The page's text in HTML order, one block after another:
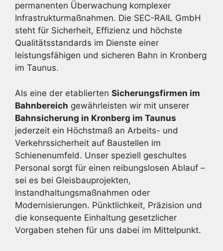
permanenten Überwachung komplexer
Infrastrukturmaßnahmen. Die SEC-RAIL GmbH
steht für Sicherheit, Effizienz und höchste
Qualitätsstandards im Dienste einer
leistungsfähigen und sicheren Bahn in Kronberg
im Taunus.
Als eine der etablierten Sicherungsfirmen im
Bahnbereich gewährleisten wir mit unserer
Bahnsicherung in Kronberg im Taunus
jederzeit ein Höchstmaß an Arbeits- und
Verkehrssicherheit auf Baustellen im
Schienenumfeld. Unser speziell geschultes
Personal sorgt für einen reibungslosen Ablauf –
sei es bei Gleisbauprojekten,
Instandhaltungsmaßnahmen oder
Modernisierungen. Pünktlichkeit, Präzision und
die konsequente Einhaltung gesetzlicher
Vorgaben stehen für uns dabei im Mittelpunkt.